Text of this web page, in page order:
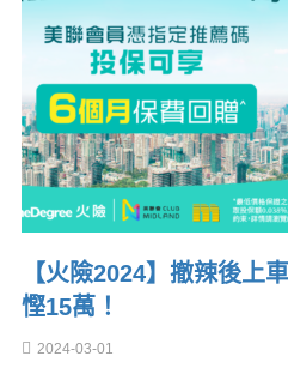
【火險2024】撤辣後上
慳15萬！
2024-03-01